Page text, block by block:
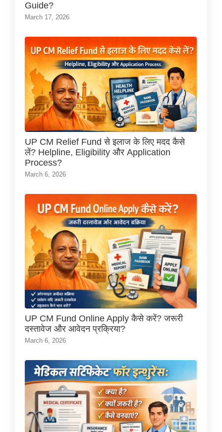
Guide?
March 17, 2026
UP CM Relief Fund से इलाज के लिए मदद कैसे
लें? Helpline, Eligibility और Application
Process?
March 6, 2026
UP CM Fund Online Apply कैसे करें? जरूरी
दस्तावेज और आवेदन प्रक्रिया?
March 6, 2026